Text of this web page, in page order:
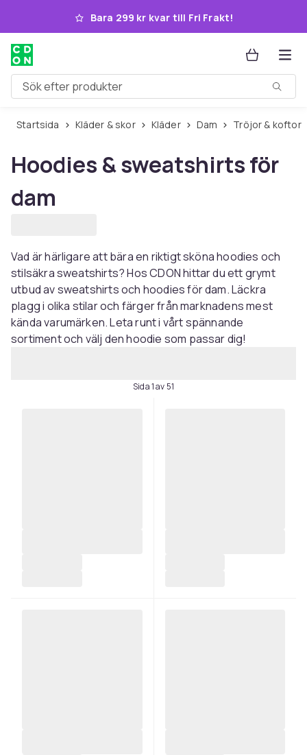
Hoppa till huvudinnehållet
Bara 299 kr kvar till Fri Frakt!
Sök efter produkter
Startsida Kläder & skor Kläder Dam Tröjor & koftor
Hoodies & sweatshirts för
dam
Vad är härligare att bära en riktigt sköna hoodies och
stilsäkra sweatshirts? Hos CDON hittar du ett grymt
utbud av sweatshirts och hoodies för dam. Läckra
plagg i olika stilar och färger från marknadens mest
kända varumärken. Leta runt i vårt spännande
sortiment och välj den hoodie som passar dig!
Sida 1 av 51